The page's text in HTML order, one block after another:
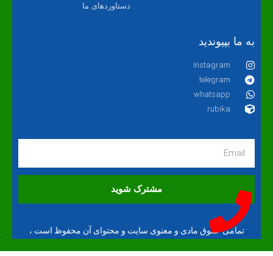
دستاوردهای ما
به ما بپیوندید
Instagram
telegram
whatsapp
rubika
مشترک شوید
تمامی حقوق مادی و معنوی سایت و محتوای آن محفوظ است ،